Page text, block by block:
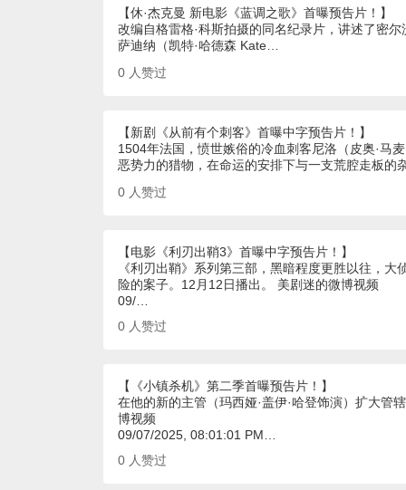
【休·杰克曼 新电影《蓝调之歌》首曝预告片！】
改编自格雷格·科斯拍摄的同名纪录片，讲述了密
萨迪纳（凯特·哈德森 Kate…
0 人赞过
【新剧《从前有个刺客》首曝中字预告片！】
1504年法国，愤世嫉俗的冷血刺客尼洛（皮奥·马
恶势力的猎物，在命运的安排下与一支荒腔走板的
0 人赞过
【电影《利刃出鞘3》首曝中字预告片！】
《利刃出鞘》系列第三部，黑暗程度更胜以往，
险的案子。12月12日播出。 美剧迷的微博视频
09/…
0 人赞过
【《小镇杀机》第二季首曝预告片！】
在他的新的主管（玛西娅·盖伊·哈登饰演）扩大管
博视频
09/07/2025, 08:01:01 PM…
0 人赞过